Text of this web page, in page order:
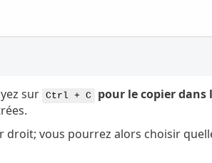
sur Ctrl + C pour le copier dans
droit; vous pourrez alors choisir